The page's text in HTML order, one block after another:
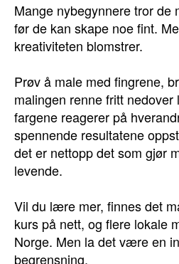
Mange nybegynnere tror de
før de kan skape noe fint.
kreativiteten blomstrer.
Prøv å male med fingrene,
malingen renne fritt
fargene reagerer på
spennende resultatene
det er nettopp det som gjør
levende.
Vil du lære mer, finnes det
kurs på nett, og flere lokale
Norge. Men la det være en
begrensning.